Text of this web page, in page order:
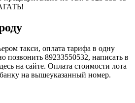
такси, оплата тарифа в одну
позвонить 89233550532, написать в
на сайте. Оплата стоимости лота
на вышеуказанный номер.